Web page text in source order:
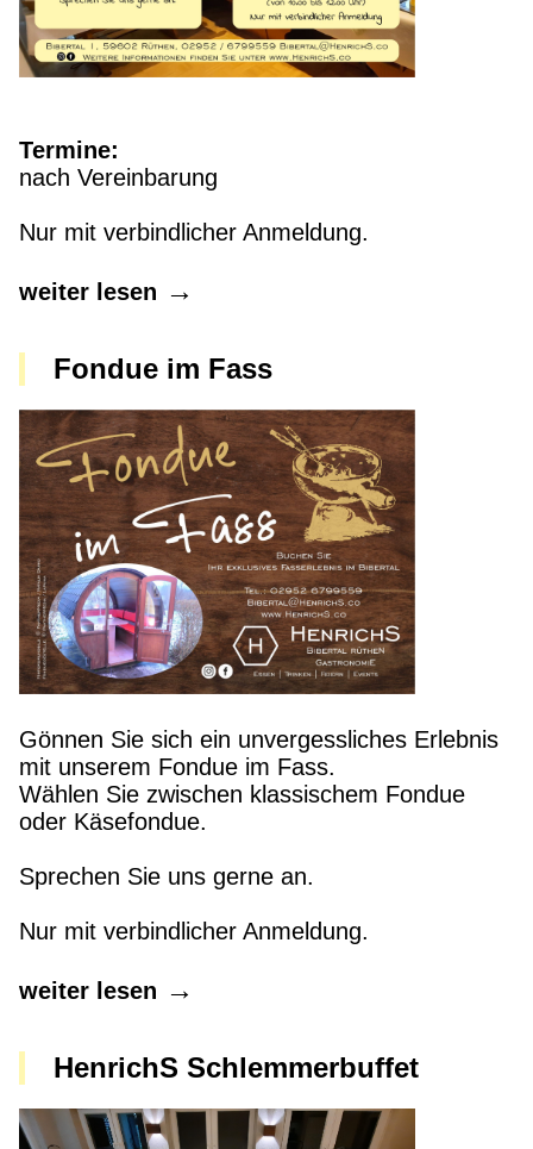
Termine:
nach Vereinbarung
Nur mit verbindlicher Anmeldung.
weiter lesen
Fondue im Fass
Gönnen Sie sich ein unvergessliches Erlebnis
mit unserem Fondue im Fass.
Wählen Sie zwischen klassischem Fondue
oder Käsefondue.
Sprechen Sie uns gerne an.
Nur mit verbindlicher Anmeldung.
weiter lesen
HenrichS Schlemmerbuffet